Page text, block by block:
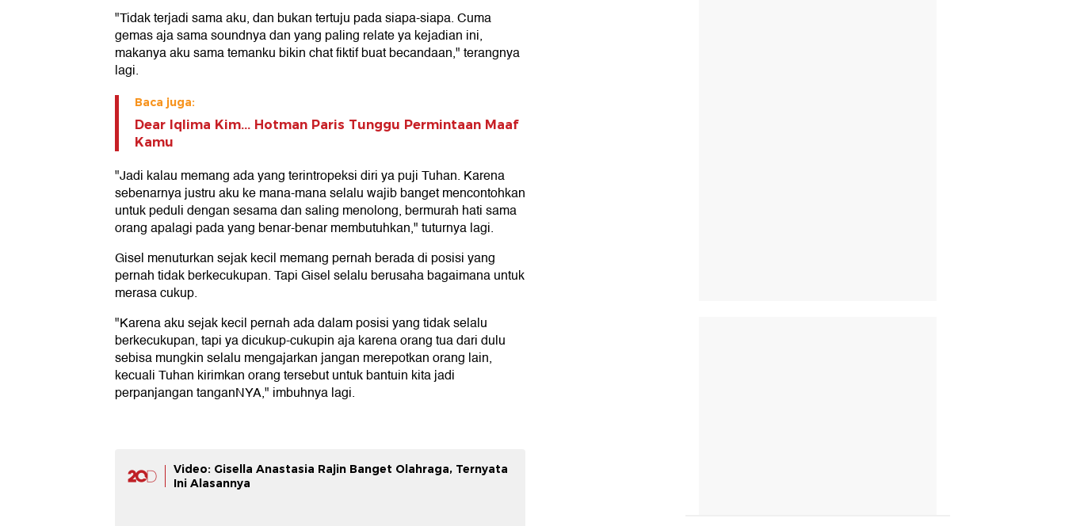
"Tidak terjadi sama aku, dan bukan tertuju pada siapa-siapa. Cuma
gemas aja sama soundnya dan yang paling relate ya kejadian ini,
makanya aku sama temanku bikin chat fiktif buat becandaan," terangnya
lagi.
Baca juga:
Dear Iqlima Kim... Hotman Paris Tunggu Permintaan Maaf
Kamu
"Jadi kalau memang ada yang terintropeksi diri ya puji Tuhan. Karena
sebenarnya justru aku ke mana-mana selalu wajib banget mencontohkan
untuk peduli dengan sesama dan saling menolong, bermurah hati sama
orang apalagi pada yang benar-benar membutuhkan," tuturnya lagi.
Gisel menuturkan sejak kecil memang pernah berada di posisi yang
pernah tidak berkecukupan. Tapi Gisel selalu berusaha bagaimana untuk
merasa cukup.
"Karena aku sejak kecil pernah ada dalam posisi yang tidak selalu
berkecukupan, tapi ya dicukup-cukupin aja karena orang tua dari dulu
sebisa mungkin selalu mengajarkan jangan merepotkan orang lain,
kecuali Tuhan kirimkan orang tersebut untuk bantuin kita jadi
perpanjangan tanganNYA," imbuhnya lagi.
Video: Gisella Anastasia Rajin Banget Olahraga, Ternyata
Ini Alasannya